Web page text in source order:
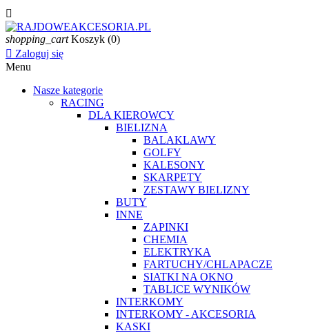

shopping_cart Koszyk (0)
 Zaloguj się
Menu
Nasze kategorie
RACING
DLA KIEROWCY
BIELIZNA
BALAKLAWY
GOLFY
KALESONY
SKARPETY
ZESTAWY BIELIZNY
BUTY
INNE
ZAPINKI
CHEMIA
ELEKTRYKA
FARTUCHY/CHLAPACZE
SIATKI NA OKNO
TABLICE WYNIKÓW
INTERKOMY
INTERKOMY - AKCESORIA
KASKI